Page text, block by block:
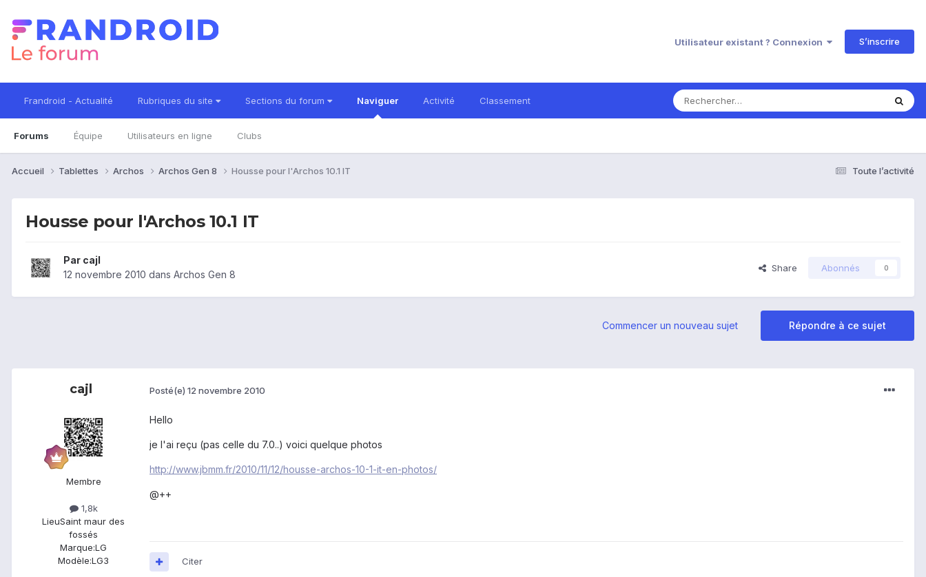
Utilisateur existant ? Connexion S’inscrire
Frandroid - Actualité Rubriques du site Sections du forum Naviguer
Forums Équipe Utilisateurs en ligne Clubs
Activité Classement
Toute l’activité
Accueil Tablettes Archos Archos Gen 8 Housse pour l'Archos 10.1 IT
Housse pour l'Archos 10.1 IT
Par cajl
12 novembre 2010 dans Archos Gen 8
Share Abonnés 0
Répondre à ce sujet
Commencer un nouveau sujet
cajl
Membre
1,8k
LieuSaint maur des
fossés
Marque:LG
Modèle:LG3
Posté(e) 12 novembre 2010
Hello
je l'ai reçu (pas celle du 7.0..) voici quelque photos
http://www.jbmm.fr/2010/11/12/housse-archos-10-1-it-en-photos/
@++
Citer